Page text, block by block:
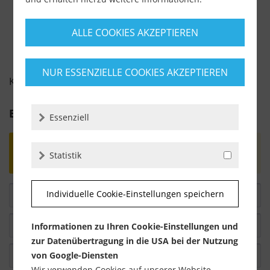
KUNDENBEWERTUNGEN FÜR
Bewertung schreiben
freigeschaltet.
ALLE COOKIES AKZEPTIEREN
NUR ESSENZIELLE COOKIES AKZEPTIEREN
Essenziell
Statistik
Individuelle Cookie-Einstellungen speichern
Informationen zu Ihren Cookie-Einstellungen und
zur Datenübertragung in die USA bei der Nutzung
von Google-Diensten